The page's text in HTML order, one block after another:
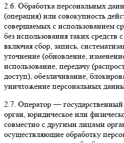
2.6. Обработка персональных
(операция) или совокупность
совершаемых с использованием
без использования таких
включая сбор, запись,
уточнение (обновление,
использование, передачу
доступ), обезличивание,
уничтожение персональных
2.7. Оператор —
орган, юридическое или
совместно с другими лицами
осуществляющие обработку